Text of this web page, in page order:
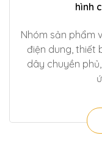
hình
Nhóm sản phẩm
điện dung, thiết
dây chuyền